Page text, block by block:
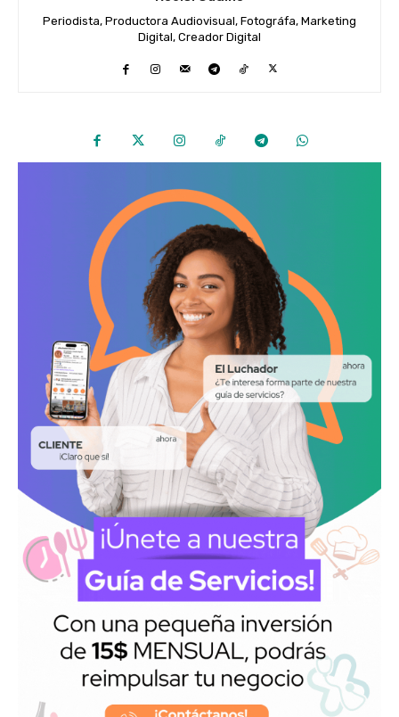
Periodista, Productora Audiovisual, Fotográfa, Marketing
Digital, Creador Digital